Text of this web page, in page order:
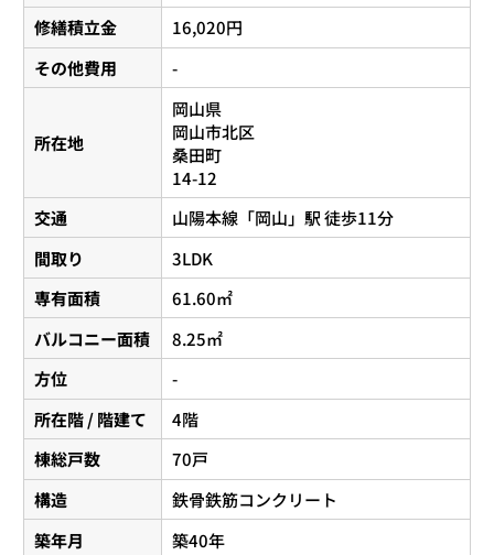
修繕積立金
16,020円
その他費用
-
所在地
岡山県
岡山市北区
桑田町
14-12
交通
山陽本線 「岡山 」駅 徒歩11分
間取り
3LDK
専有面積
61.60㎡
バルコニー面積
8.25㎡
方位
-
所在階 / 階建て
4階
棟総戸数
70戸
構造
鉄骨鉄筋コンクリート
築年月
築40年